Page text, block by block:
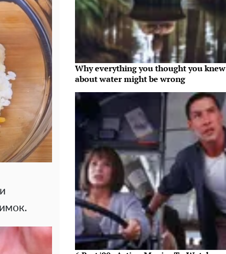
Why everything you thought you knew
about water might be wrong